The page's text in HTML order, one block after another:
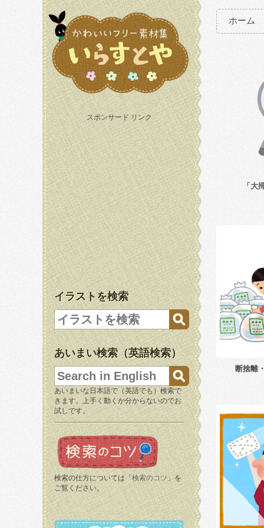
スポンサード リンク
イラストを検索
あいまい検索（英語検索）
あいまいな日本語で（英語でも）検索で
きます。上手く動くか分からないのでお
試しです。
検索の仕方については「 検索のコツ 」を
ご覧ください。
ホーム
「大
断捨離